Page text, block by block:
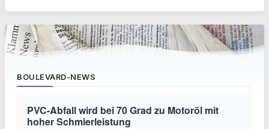
BOULEVARD-NEWS
PVC-Abfall wird bei 70 Grad zu Motoröl mit
hoher Schmierleistung